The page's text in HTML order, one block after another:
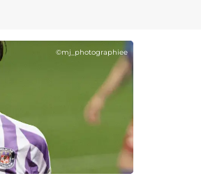
©mj_photographiee